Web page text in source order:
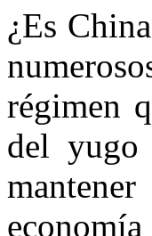
¿Es
régimen
del yugo